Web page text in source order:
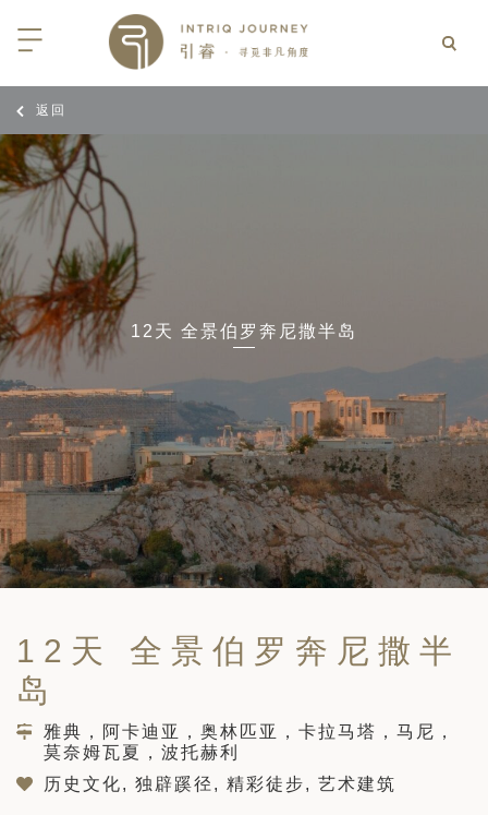
陆
非
加索
中美洲
北极
蒙
亚
亚
伯
合酋长国
坦
斯坦
斯坦
亚
加
亚
和黑塞哥维那
同行
三重奏: 野性、山海与醇香（2026
日-9月25日）
大丘吉尔北极熊、白鲸与飞鸟
7月14日 – 7月21日）
其东部之旅：穿越古老的景观
5月5日 – 15日）
索拼图: 阿塞拜疆, 格鲁吉亚 & 亚
2026年5月15日-27日）
加斯加空中游猎 （2026年6月1
）
干地区的希腊与罗马遗产 – 奥尔
行（2026年6月1日 – 13日）
牙比利牛斯山道与巴斯克雅致旅程
亚大迁徙与黑猩猩 游猎之旅
年 7 月 18 日 – 26 日 ）
斯远东 ：原始荒野与被遗忘的历
年8月8日 – 17日）
尔巴，扬帆起航独家探秘（2026
｜大溪地白兰度度假村尽享极致体
| AMANWELLA印度洋锡兰时光
｜文华东方迪沙鲁海岸THE
酒店
｜阿玛哈豪华精选沙漠度假村及水
｜ 不丹COMO UMA 喜马拉雅深处
｜卓美亚阿拉伯港酒店
伙伴
返回
12天 全景伯罗奔尼撒半岛
12天 全景伯罗奔尼撒半
岛
雅典，阿卡迪亚，奥林匹亚，卡拉马塔，马尼，
莫奈姆瓦夏，波托赫利
历史文化, 独辟蹊径, 精彩徒步, 艺术建筑